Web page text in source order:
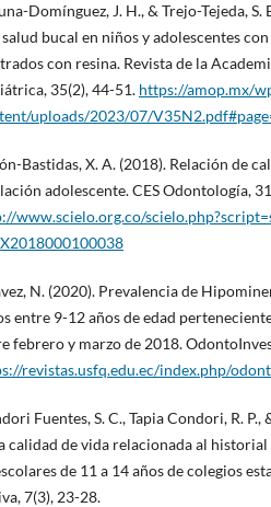
Domínguez, J. H., & Trejo-Tejeda,
bucal en niños y adolescentes
con resina. Revista de la
35(2), 44-51. https://amop.mx/
uploads/2023/07/
Bastidas, X. A. (2018). Relación de
adolescente. CES Odontología,
www.scielo.org.co/
N. (2020). Prevalencia de
entre 9-12 años de edad
febrero y marzo de 2018.
revistas.usfq.edu.ec/index.php/
Fuentes, S. C., Tapia Condori, R.
calidad de vida relacionada al
de 11 a 14 años de colegios
7(3), 23-28.